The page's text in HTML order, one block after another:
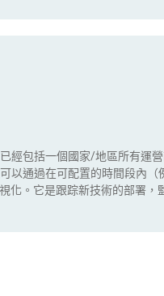
經包括一個國家/地區所有運
以通過在可配置的時間段內（
化。它是跟踪新技術的部署，